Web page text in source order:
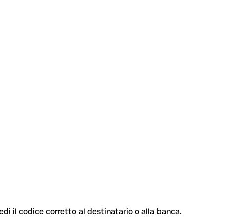
il codice corretto al destinatario o alla banca.